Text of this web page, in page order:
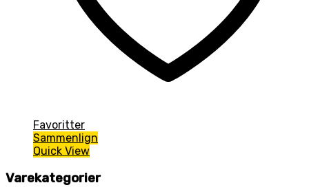
Favoritter
Sammenlign
Quick View
Varekategorier